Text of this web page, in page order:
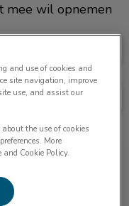
mee wil opnemen
Diamant
and use of cookies and
site navigation, improve
use, and assist our
the use of cookies
More
Cookie Policy.